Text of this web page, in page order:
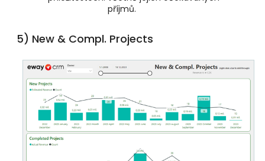
příjmů.
5) New & Compl. Projects